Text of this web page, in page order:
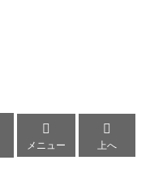

メニュー

上へ